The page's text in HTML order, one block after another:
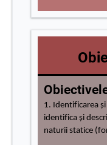
1. Identificarea
identifica și
naturii statice